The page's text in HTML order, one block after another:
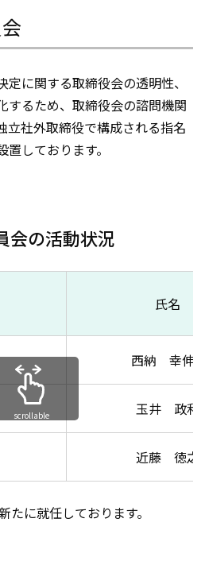
に関する取締役会の透明性、
するため、取締役会の諮問機関
立社外取締役で構成される指名
しております。
会の活動状況
氏名
西納 幸伸
玉井 政利
近藤 徳之
scrollable
に就任しております。